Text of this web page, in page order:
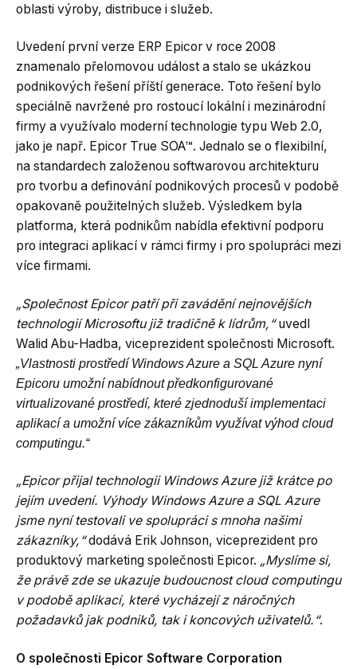
oblasti výroby, distribuce i služeb.
Uvedení první verze ERP Epicor v roce 2008
znamenalo přelomovou událost a stalo se ukázkou
podnikových řešení příští generace. Toto řešení bylo
speciálně navržené pro rostoucí lokální i mezinárodní
firmy a využívalo moderní technologie typu Web 2.0,
jako je např. Epicor True SOA™. Jednalo se o flexibilní,
na standardech založenou softwarovou architekturu
pro tvorbu a definování podnikových procesů v podobě
opakovaně použitelných služeb. Výsledkem byla
platforma, která podnikům nabídla efektivní podporu
pro integraci aplikací v rámci firmy i pro spolupráci mezi
více firmami.
„Společnost Epicor patří při zavádění nejnovějších
technologií Microsoftu již tradičně k lídrům,“uvedl
Walid Abu-Hadba, viceprezident společnosti Microsoft.
„Vlastnosti prostředí Windows Azure a SQL Azure nyní
Epicoru umožní nabídnout předkonfigurované
virtualizované prostředí, které zjednoduší implementaci
aplikací a umožní více zákazníkům využívat výhod cloud
computingu.“
„Epicor přijal technologii Windows Azure již krátce po
jejím uvedení. Výhody Windows Azure a SQL Azure
jsme nyní testovali ve spolupráci s mnoha našimi
zákazníky,“dodává Erik Johnson, viceprezident pro
produktový marketing společnosti Epicor. „Myslíme si,
že právě zde se ukazuje budoucnost cloud computingu
v podobě aplikací, které vycházejí z náročných
požadavků jak podniků, tak i koncových uživatelů.“.
O společnosti Epicor Software Corporation